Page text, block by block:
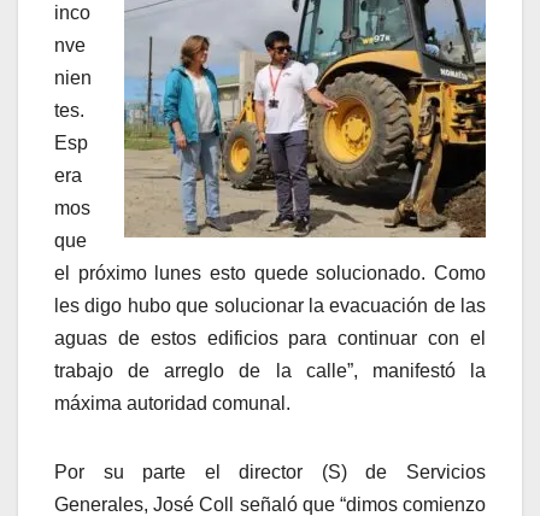
inco
nve
nien
tes.
Esp
era
mos
que
el próximo lunes esto quede solucionado. Como
les digo hubo que solucionar la evacuación de las
aguas de estos edificios para continuar con el
trabajo de arreglo de la calle”, manifestó la
máxima autoridad comunal.
Por su parte el director (S) de Servicios
Generales, José Coll señaló que “dimos comienzo